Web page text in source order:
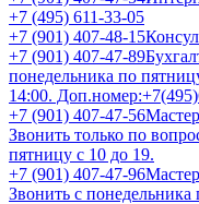
+7 (495) 611-33-05
+7 (901) 407-48-15
+7 (901) 407-47-89
понедельника по
14:00.
+7 (901) 407-47-56
Звонить только по
пятницу с 10 до 19.
+7 (901) 407-47-96
Звонить с